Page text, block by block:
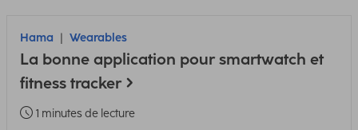
Hama Wearables
La bonne application pour smartwatch et
fitness tracker
1 minutes de lecture